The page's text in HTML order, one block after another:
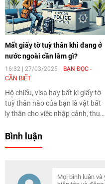
và ứng dụng có trách nhiệm
công nghệ số, trí tuệ nhân tạo
trong bảo vệ di sản.
Mất giấy tờ tuỳ thân khi đang ở
nước ngoài cần làm gì?
16:32 | 27/03/2025
BẠN ĐỌC -
CẦN BIẾT
Hộ chiếu, visa hay bất kì giấy tờ
tuỳ thân nào của bạn là vật bất
ly thân cho việc nhập cảnh, thuê
chuyến đi của bạn. Nếu chẳng
xử lý tình huống này nhé.
Bình luận